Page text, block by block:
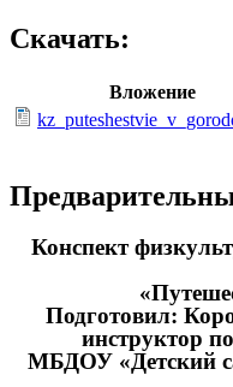
Скачать:
Вложение
Конспект
Подготовил:
инструктор
МБДОУ «Детский